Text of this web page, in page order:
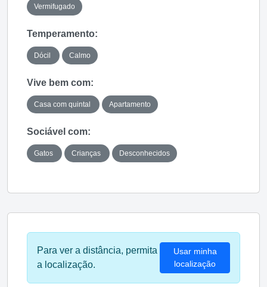
Vermifugado
Temperamento:
Dócil Calmo
Vive bem com:
Casa com quintal Apartamento
Sociável com:
Gatos Crianças Desconhecidos
Para ver a distância, permita
a localização.
Usar minha
localização